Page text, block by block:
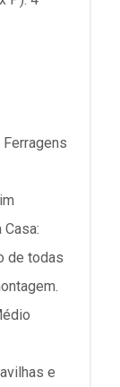
Ferragens
de todas
e